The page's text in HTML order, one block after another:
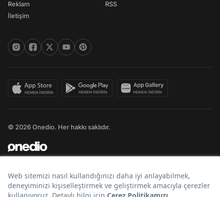
Reklam
İletişim
RSS
© 2026 Onedio. Her hakkı saklıdır.
Bir markasıdır.